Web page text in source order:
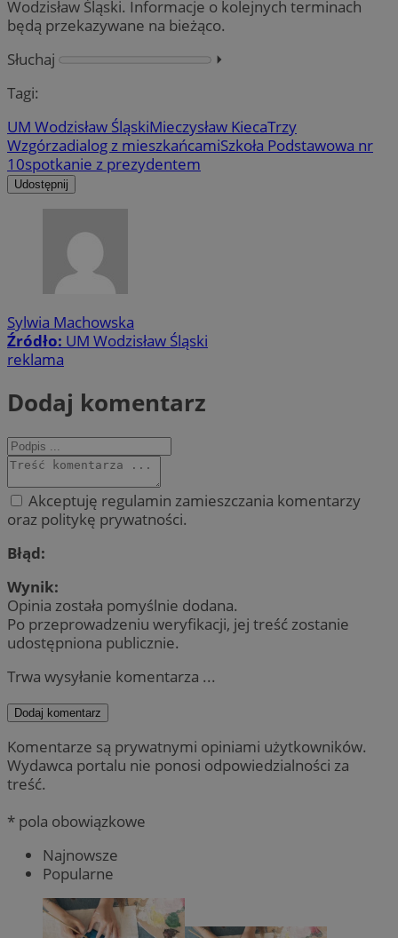
Wodzisław Śląski. Informacje o kolejnych terminach
będą przekazywane na bieżąco.
Słuchaj
⏵︎
Tagi:
UM Wodzisław ŚląskiMieczysław KiecaTrzy
Wzgórzadialog z mieszkańcamiSzkoła Podstawowa nr
10spotkanie z prezydentem
Udostępnij
Sylwia Machowska
Źródło: UM Wodzisław Śląski
reklama
Dodaj komentarz
Akceptuję regulamin zamieszczania komentarzy
oraz politykę prywatności.
Błąd:
Wynik:
Opinia została pomyślnie dodana.
Po przeprowadzeniu weryfikacji, jej treść zostanie
udostępniona publicznie.
Trwa wysyłanie komentarza ...
Dodaj komentarz
Komentarze są prywatnymi opiniami użytkowników.
Wydawca portalu nie ponosi odpowiedzialności za
treść.
* pola obowiązkowe
Najnowsze
Popularne